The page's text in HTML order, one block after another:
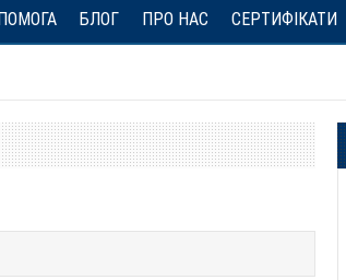
БЛОГ ПРО НАС СЕРТИФІКАТИ